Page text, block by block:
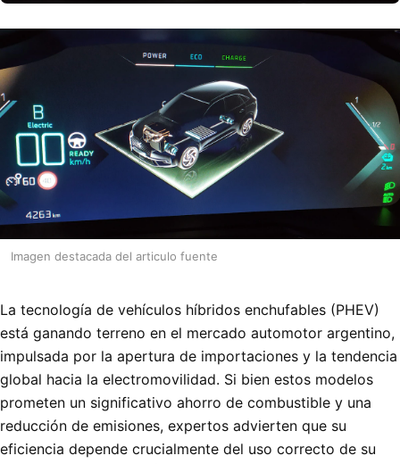
Imagen destacada del articulo fuente
La tecnología de vehículos híbridos enchufables (PHEV)
está ganando terreno en el mercado automotor argentino,
impulsada por la apertura de importaciones y la tendencia
global hacia la electromovilidad. Si bien estos modelos
prometen un significativo ahorro de combustible y una
reducción de emisiones, expertos advierten que su
eficiencia depende crucialmente del uso correcto de su